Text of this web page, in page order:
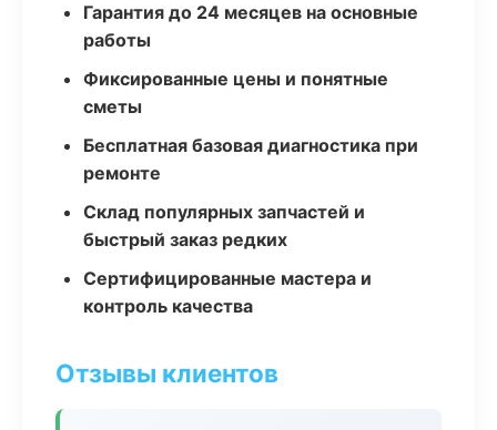
Гарантия до 24 месяцев на основные
работы
Фиксированные цены и понятные
сметы
Бесплатная базовая диагностика при
ремонте
Склад популярных запчастей и
быстрый заказ редких
Сертифицированные мастера и
контроль качества
Отзывы клиентов